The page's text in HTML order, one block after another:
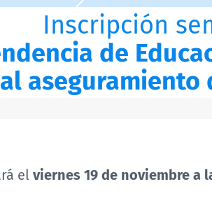
Inscripción
de
aseguramiento
el viernes 19 de noviembre a